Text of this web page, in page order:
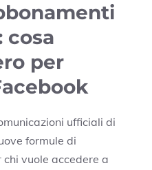
cosa
per
ufficiali di
formule di
vuole accedere a